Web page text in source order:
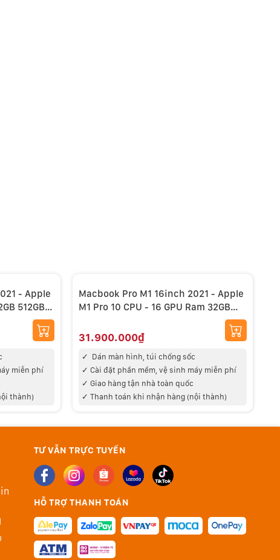
512GB
miễn phí
thành)
Macbook Pro M1 16inch 2021 - Apple
M1 Pro 10 CPU - 16 GPU Ram 32GB
31.900.000₫
✓ Dán màn hình, túi chống sốc
✓ Cài đặt phần mềm, vệ sinh máy miễn phí
✓ Giao hàng tận nhà toàn quốc
✓ Thanh toán khi nhận hàng (nội thành)
TƯ VẪN TRỰC TUYẾN
HỖ TRỢ THANH TOÁN